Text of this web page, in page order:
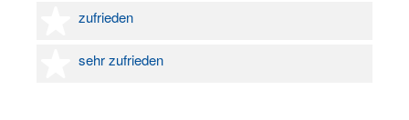
zufrieden
4 Sterne
sehr zufrieden
5 Sterne